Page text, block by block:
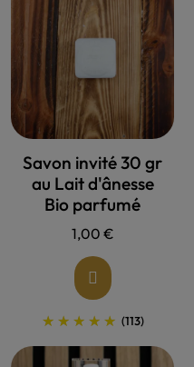
Allons voir !
Savon invité 30 gr
au Lait d'ânesse
Bio parfumé
1,00 €
(113)